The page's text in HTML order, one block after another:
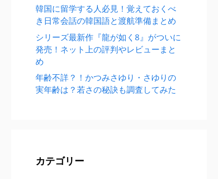
韓国に留学する人必見！覚えておくべ
き日常会話の韓国語と渡航準備まとめ
シリーズ最新作『龍が如く8』がついに
発売！ネット上の評判やレビューまと
め
年齢不詳？！かつみさゆり・さゆりの
実年齢は？若さの秘訣も調査してみた
カテゴリー